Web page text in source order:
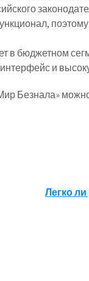
в бюджетном
и
Безнала»
Легко